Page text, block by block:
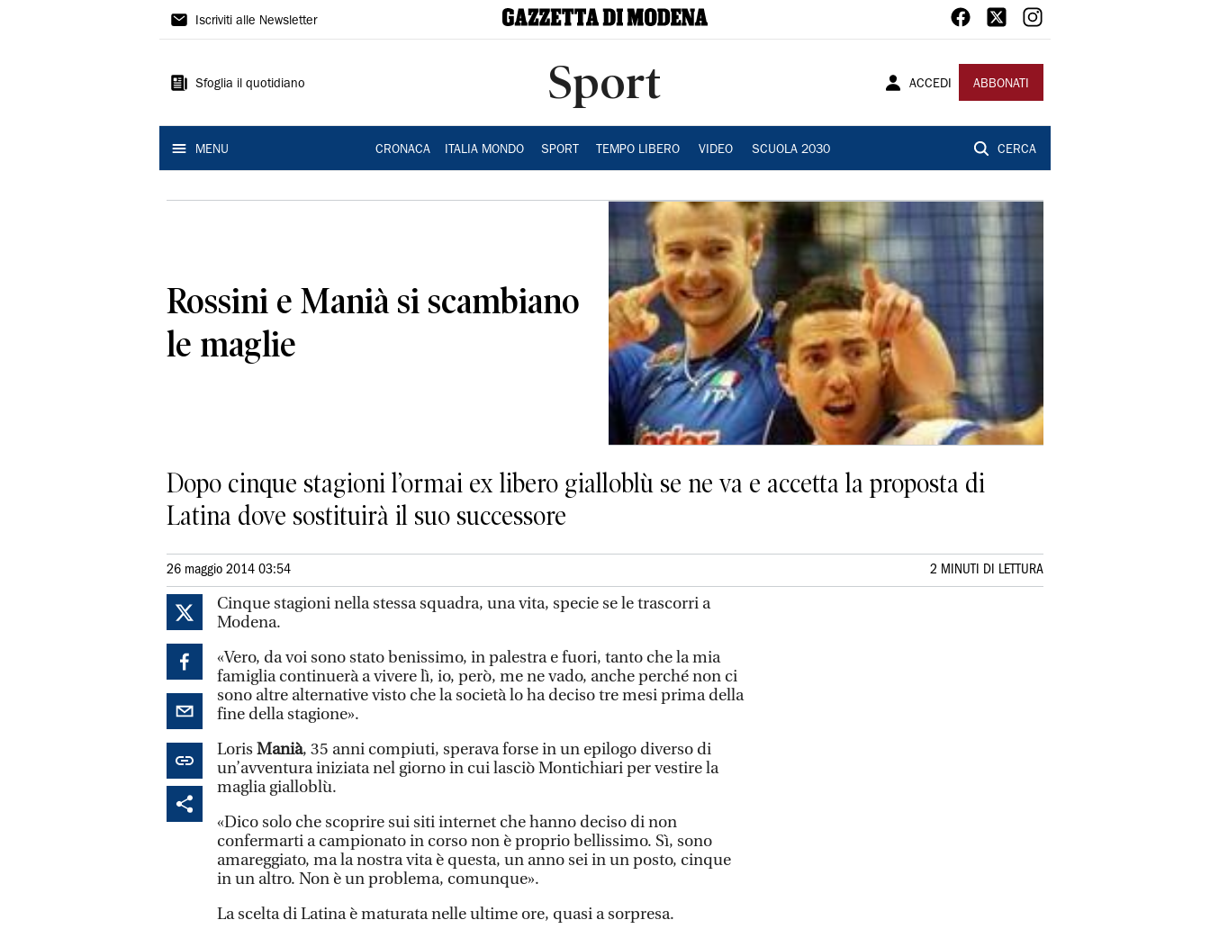
Gazzetta
Modena
Iscriviti alle Newsletter
Sfoglia il quotidiano Sport ACCEDI ABBONATI
MENU CRONACA ITALIA MONDO SPORT TEMPO LIBERO VIDEO SCUOLA 2030 CERCA
Rossini e Manià si scambiano
le maglie
Dopo cinque stagioni l’ormai ex libero gialloblù se ne va e accetta la proposta di
Latina dove sostituirà il suo successore
26 maggio 2014 03:54 2 MINUTI DI LETTURA
Cinque stagioni nella stessa squadra, una vita, specie se le trascorri a
Modena.
«Vero, da voi sono stato benissimo, in palestra e fuori, tanto che la mia
famiglia continuerà a vivere lì, io, però, me ne vado, anche perché non ci
sono altre alternative visto che la società lo ha deciso tre mesi prima della
fine della stagione».
LorisManià, 35 anni compiuti, sperava forse in un epilogo diverso di
un’avventura iniziata nel giorno in cui lasciò Montichiari per vestire la
maglia gialloblù.
«Dico solo che scoprire sui siti internet che hanno deciso di non
confermarti a campionato in corso non è proprio bellissimo. Sì, sono
amareggiato, ma la nostra vita è questa, un anno sei in un posto, cinque
in un altro. Non è un problema, comunque».
La scelta di Latina è maturata nelle ultime ore, quasi a sorpresa.